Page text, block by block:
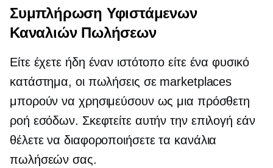
Συμπλήρωση Υφιστάμενων
Καναλιών Πωλήσεων
Είτε έχετε ήδη έναν ιστότοπο είτε ένα φυσικό
κατάστημα, οι πωλήσεις σε marketplaces
μπορούν να χρησιμεύσουν ως μια πρόσθετη
ροή εσόδων. Σκεφτείτε αυτήν την επιλογή εάν
θέλετε να διαφοροποιήσετε τα κανάλια
πωλήσεών σας.